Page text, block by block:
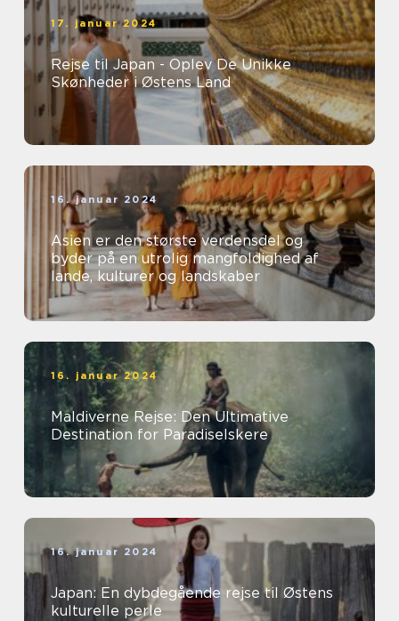
17. januar 2024
Rejse til Japan - Oplev De Unikke
Skønheder i Østens Land
16. januar 2024
Asien er den største verdensdel og
byder på en utrolig mangfoldighed af
lande, kulturer og landskaber
16. januar 2024
Maldiverne Rejse: Den Ultimative
Destination for Paradiselskere
16. januar 2024
Japan: En dybdegående rejse til Østens
kulturelle perle